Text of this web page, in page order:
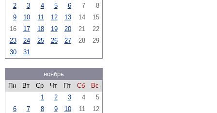
2 3 4 5 6 7
8
9
10 11 12 13 14
15
16
17 18 19 20 21
22
23
24 25 26 27 28
29
30
31
ноябрь
Пн
Вт Ср Чт Пт Сб
Вс
1
2 3 4
5
6
7 8 9 10 11
12